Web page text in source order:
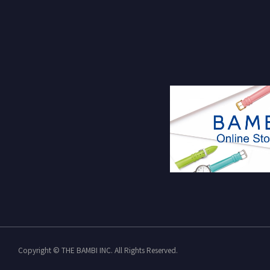
Copyright © THE BAMBI INC. All Rights Reserved.